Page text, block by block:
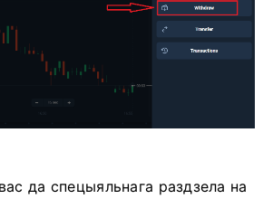
да спецыяльнага раздзела на